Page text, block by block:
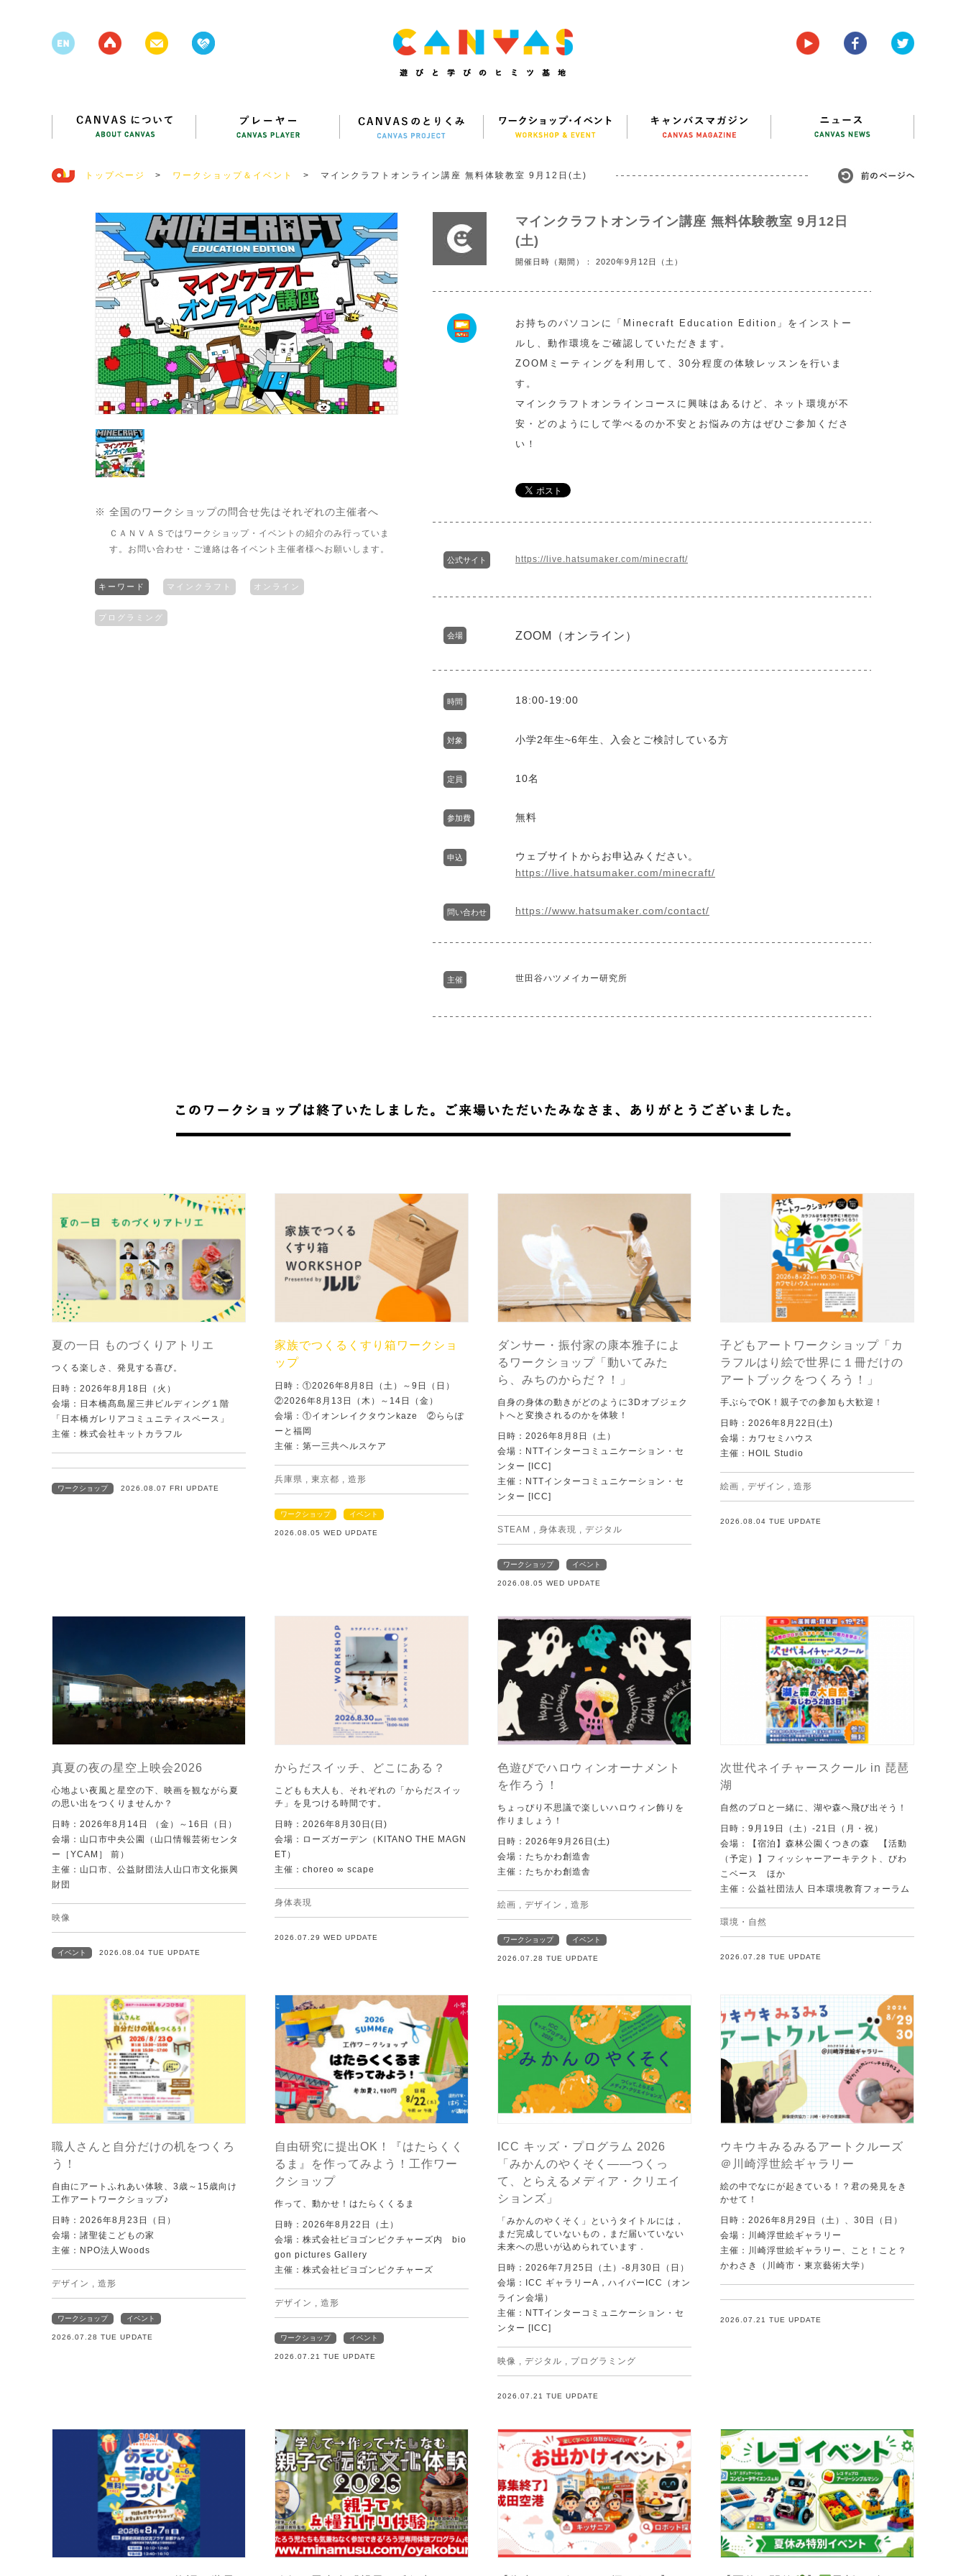
トップページ > ワークショップ＆イベント > マインクラフトオンライン講座 無料体験教室 9月12日(土)
※ 全国のワークショップの問合せ先はそれぞれの主催者へ
ＣＡＮＶＡＳではワークショップ・イベントの紹介のみ行っていま
す。お問い合わせ・ご連絡は各イベント主催者様へお願いします。
キーワード マインクラフト オンライン
プログラミング
マインクラフトオンライン講座 無料体験教室 9月12日
(土)
開催日時（期間）： 2020年9月12日（土）
お持ちのパソコンに「Minecraft Education Edition」をインストー
ルし、動作環境をご確認していただきます。
ZOOMミーティングを利用して、30分程度の体験レッスンを行いま
す。
マインクラフトオンラインコースに興味はあるけど、ネット環境が不
安・どのようにして学べるのか不安とお悩みの方はぜひご参加くださ
い！
公式サイト https://live.hatsumaker.com/minecraft/
会場 ZOOM（オンライン）
時間 18:00-19:00
対象 小学2年生~6年生、入会とご検討している方
定員 10名
参加費 無料
申込
ウェブサイトからお申込みください。
https://live.hatsumaker.com/minecraft/
問い合わせ https://www.hatsumaker.com/contact/
主催 世田谷ハツメイカー研究所
夏の一日 ものづくりアトリエ
つくる楽しさ、発見する喜び。
日時：2026年8月18日（火）
会場：日本橋髙島屋三井ビルディング１階
「日本橋ガレリアコミュニティスペース」
主催：株式会社キットカラフル
ワークショップ 2026.08.07 FRI UPDATE
家族でつくるくすり箱ワークショ
ップ
日時：①2026年8月8日（土）～9日（日）
②2026年8月13日（木）～14日（金）
会場：①イオンレイクタウンkaze ②ららぽ
ーと福岡
主催：第一三共ヘルスケア
兵庫県 , 東京都 , 造形
ワークショップ イベント
2026.08.05 WED UPDATE
ダンサー・振付家の康本雅子によ
るワークショップ「動いてみた
ら、みちのからだ？！」
自身の身体の動きがどのように3Dオブジェク
トへと変換されるのかを体験！
日時：2026年8月8日（土）
会場：NTTインターコミュニケーション・セ
ンター [ICC]
主催：NTTインターコミュニケーション・セ
ンター [ICC]
STEAM , 身体表現 , デジタル
ワークショップ イベント
2026.08.05 WED UPDATE
子どもアートワークショップ「カ
ラフルはり絵で世界に１冊だけの
アートブックをつくろう！」
手ぶらでOK！親子での参加も大歓迎！
日時：2026年8月22日(土)
会場：カワセミハウス
主催：HOIL Studio
絵画 , デザイン , 造形
2026.08.04 TUE UPDATE
真夏の夜の星空上映会2026
心地よい夜風と星空の下、映画を観ながら夏
の思い出をつくりませんか？
日時：2026年8月14日 （金）～16日（日）
会場：山口市中央公園（山口情報芸術センタ
ー［YCAM］ 前）
主催：山口市、公益財団法人山口市文化振興
財団
映像
イベント 2026.08.04 TUE UPDATE
からだスイッチ、どこにある？
こどもも大人も、それぞれの「からだスイッ
チ」を見つける時間です。
日時：2026年8月30日(日)
会場：ローズガーデン（KITANO THE MAGN
ET）
主催：choreo ∞ scape
身体表現
2026.07.29 WED UPDATE
色遊びでハロウィンオーナメント
を作ろう！
ちょっぴり不思議で楽しいハロウィン飾りを
作りましょう！
日時：2026年9月26日(土)
会場：たちかわ創造舎
主催：たちかわ創造舎
絵画 , デザイン , 造形
ワークショップ イベント
2026.07.28 TUE UPDATE
次世代ネイチャースクール in 琵琶
湖
自然のプロと一緒に、湖や森へ飛び出そう！
日時：9月19日（土）-21日（月・祝）
会場：【宿泊】森林公園くつきの森 【活動
（予定）】フィッシャーアーキテクト、びわ
こベース ほか
主催：公益社団法人 日本環境教育フォーラム
環境・自然
2026.07.28 TUE UPDATE
職人さんと自分だけの机をつくろ
う！
自由にアートふれあい体験、3歳～15歳向け
工作アートワークショップ♪
日時：2026年8月23日（日）
会場：諸聖徒こどもの家
主催：NPO法人Woods
デザイン , 造形
ワークショップ イベント
2026.07.28 TUE UPDATE
自由研究に提出OK！『はたらくく
るま』を作ってみよう！工作ワー
クショップ
作って、動かせ！はたらくくるま
日時：2026年8月22日（土）
会場：株式会社ビヨゴンピクチャーズ内 bio
gon pictures Gallery
主催：株式会社ビヨゴンピクチャーズ
デザイン , 造形
ワークショップ イベント
2026.07.21 TUE UPDATE
ICC キッズ・プログラム 2026
「みかんのやくそく——つくっ
て、とらえるメディア・クリエイ
ションズ」
「みかんのやくそく」というタイトルには，
まだ完成していないもの，まだ届いていない
未来への思いが込められています．
日時：2026年7月25日（土）-8月30日（日）
会場：ICC ギャラリーA，ハイパーICC（オン
ライン会場）
主催：NTTインターコミュニケーション・セ
ンター [ICC]
映像 , デジタル , プログラミング
2026.07.21 TUE UPDATE
ウキウキみるみるアートクルーズ
＠川崎浮世絵ギャラリー
絵の中でなにが起きている！？君の発見をき
かせて！
日時：2026年8月29日（土）、30日（日）
会場：川崎浮世絵ギャラリー
主催：川崎浮世絵ギャラリー、こと！こと？
かわさき（川崎市・東京藝術大学）
2026.07.21 TUE UPDATE